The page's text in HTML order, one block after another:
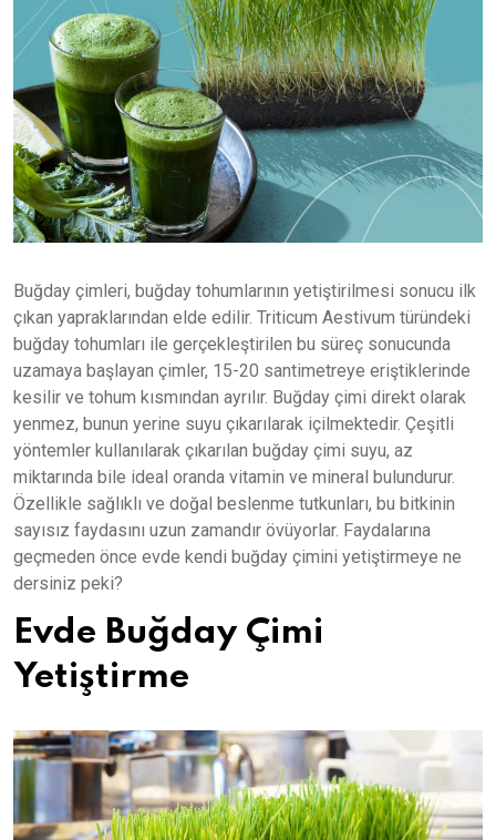
Buğday çimleri, buğday tohumlarının yetiştirilmesi sonucu ilk
çıkan yapraklarından elde edilir. Triticum Aestivum türündeki
buğday tohumları ile gerçekleştirilen bu süreç sonucunda
uzamaya başlayan çimler, 15-20 santimetreye eriştiklerinde
kesilir ve tohum kısmından ayrılır. Buğday çimi direkt olarak
yenmez, bunun yerine suyu çıkarılarak içilmektedir. Çeşitli
yöntemler kullanılarak çıkarılan buğday çimi suyu, az
miktarında bile ideal oranda vitamin ve mineral bulundurur.
Özellikle sağlıklı ve doğal beslenme tutkunları, bu bitkinin
sayısız faydasını uzun zamandır övüyorlar. Faydalarına
geçmeden önce evde kendi buğday çimini yetiştirmeye ne
dersiniz peki?
Evde Buğday Çimi
Yetiştirme